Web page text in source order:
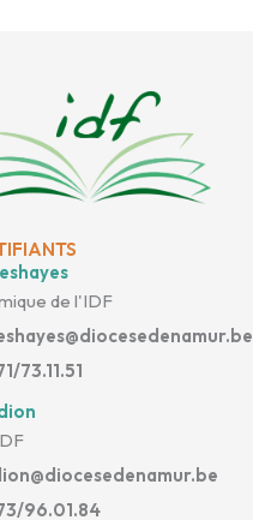
de l'IDF
73.11.51
96.01.84